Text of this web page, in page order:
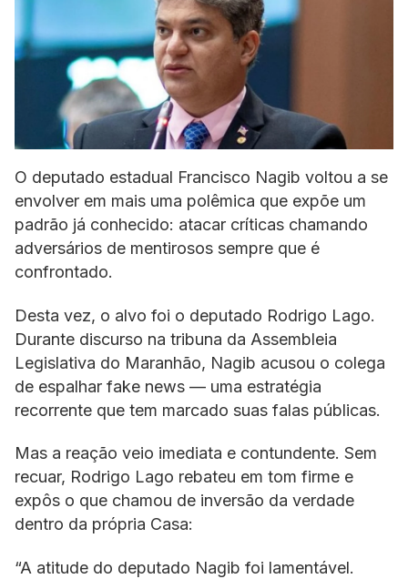
O deputado estadual Francisco Nagib voltou a se
envolver em mais uma polêmica que expõe um
padrão já conhecido: atacar críticas chamando
adversários de mentirosos sempre que é
confrontado.
Desta vez, o alvo foi o deputado Rodrigo Lago.
Durante discurso na tribuna da Assembleia
Legislativa do Maranhão, Nagib acusou o colega
de espalhar fake news — uma estratégia
recorrente que tem marcado suas falas públicas.
Mas a reação veio imediata e contundente. Sem
recuar, Rodrigo Lago rebateu em tom firme e
expôs o que chamou de inversão da verdade
dentro da própria Casa:
“A atitude do deputado Nagib foi lamentável.